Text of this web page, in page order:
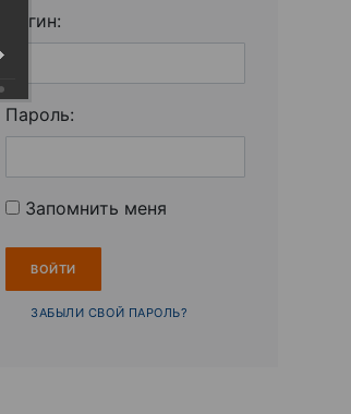
Логин:
Пароль:
Запомнить меня
ЗАБЫЛИ СВОЙ ПАРОЛЬ?